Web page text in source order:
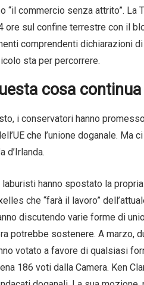
“il commercio senza attrito”. La
ore sul confine terrestre con il
comprendenti dichiarazioni
sta per percorrere.
cosa
i conservatori hanno
che l’unione doganale.
d’Irlanda.
laburisti hanno spostato la
che “farà il lavoro”
discutendo varie forme di
potrebbe sostenere. A marzo,
votato a favore di qualsiasi
186 voti dalla Camera. Ken